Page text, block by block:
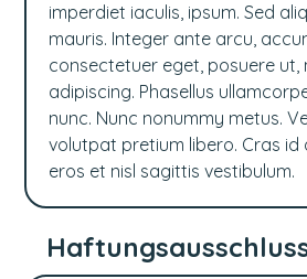
imperdiet iaculis, ipsum. Sed
mauris. Integer ante arcu,
consectetuer eget, posuere ut,
adipiscing. Phasellus
nunc. Nunc nonummy metus.
volutpat pretium libero. Cras id
eros et nisl sagittis vestibulum.